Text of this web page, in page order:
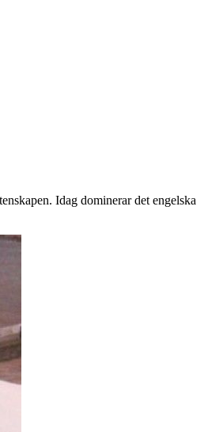
Idag dominerar det engelska